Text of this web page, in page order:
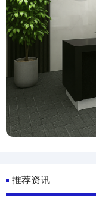
推荐资讯